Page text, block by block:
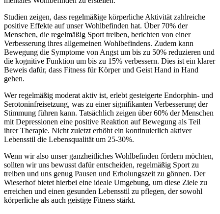
Studien zeigen, dass regelmäßige körperliche Aktivität zahlreiche
positive Effekte auf unser Wohlbefinden hat. Über 70% der
Menschen, die regelmäßig Sport treiben, berichten von einer
Verbesserung ihres allgemeinen Wohlbefindens. Zudem kann
Bewegung die Symptome von Angst um bis zu 50% reduzieren und
die kognitive Funktion um bis zu 15% verbessern. Dies ist ein klarer
Beweis dafür, dass Fitness für Körper und Geist Hand in Hand
gehen.
Wer regelmäßig moderat aktiv ist, erlebt gesteigerte Endorphin- und
Serotoninfreisetzung, was zu einer signifikanten Verbesserung der
Stimmung führen kann. Tatsächlich zeigen über 60% der Menschen
mit Depressionen eine positive Reaktion auf Bewegung als Teil
ihrer Therapie. Nicht zuletzt erhöht ein kontinuierlich aktiver
Lebensstil die Lebensqualität um 25-30%.
Wenn wir also unser ganzheitliches Wohlbefinden fördern möchten,
sollten wir uns bewusst dafür entscheiden, regelmäßig Sport zu
treiben und uns genug Pausen und Erholungszeit zu gönnen. Der
Wieserhof bietet hierbei eine ideale Umgebung, um diese Ziele zu
erreichen und einen gesunden Lebensstil zu pflegen, der sowohl
körperliche als auch geistige Fitness stärkt.